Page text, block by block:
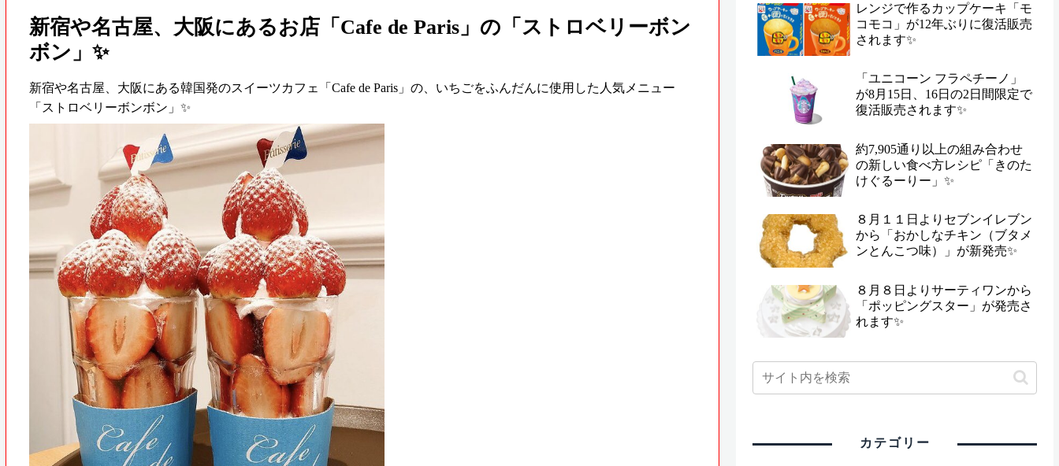
新宿や名古屋、大阪にあるお店「Cafe de Paris」の「ストロベリーボン
ボン」✨
新宿や名古屋、大阪にある韓国発のスイーツカフェ「 Cafe de Paris」の、いちごをふんだんに使用した人気メニュー
「ストロベリーボンボン」✨
レンジで作るカップケーキ「モ
コモコ」が12年ぶりに復活販売
されます✨
「ユニコーン フラペチーノ」
が8月15日、16日の2日間限定で
復活販売されます✨
約7,905通り以上の組み合わせ
の新しい食べ方レシピ「きのた
けぐるーりー」✨
８月１１日よりセブンイレブン
から「おかしなチキン（ブタメ
ンとんこつ味）」が新発売✨
８月８日よりサーティワンから
「ポッピングスター」が発売さ
れます✨
カテゴリー